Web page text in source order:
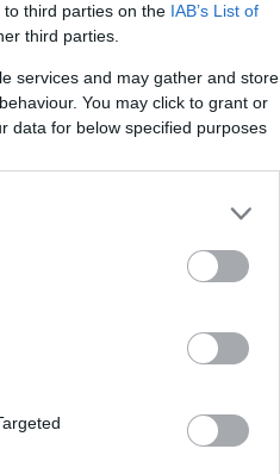
third parties on the IAB’s List of
third parties.
services and may gather and store
You may click to grant or
data for below specified purposes